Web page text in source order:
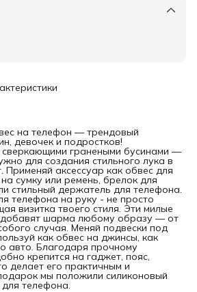
на телефон — трендовый
девочек и подростков!
гранеными бусинами —
для создания стильного лука в
Применяй аксессуар как обвес для
сумку или ремень, брелок для
стильный держатель для телефона.
телефона на руку - не просто
визитка твоего стиля. Эти милые
добавят шарма любому образу — от
случая. Меняй подвески под
как обвес на джинсы, как
авто. Благодаря прочному
крепится на гаджет, пояс,
делает его практичным и
мы положили силиконовый
телефона.